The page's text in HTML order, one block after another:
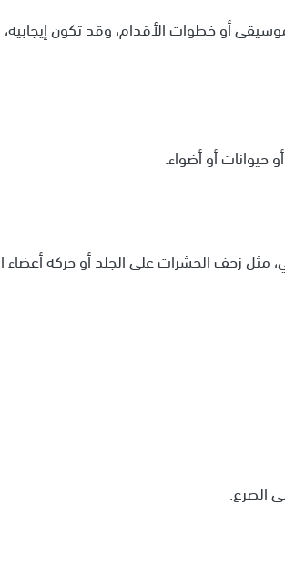
أو خطوات الأقدام، وقد تكون إيجابية،
أو أضواء.
زحف الحشرات على الجلد أو حركة
الصرع.